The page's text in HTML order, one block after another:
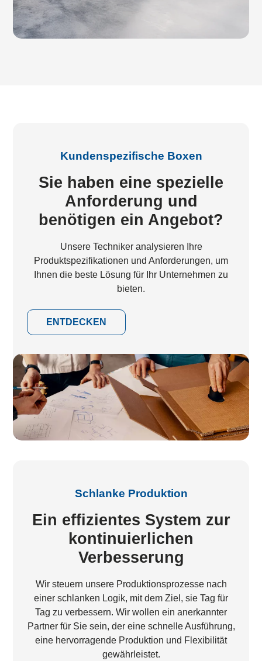
Kundenspezifische Boxen
Sie haben eine spezielle
Anforderung und
benötigen ein Angebot?
Unsere Techniker analysieren Ihre
Produktspezifikationen und Anforderungen, um
Ihnen die beste Lösung für Ihr Unternehmen zu
bieten.
ENTDECKEN
Schlanke Produktion
Ein effizientes System zur
kontinuierlichen
Verbesserung
Wir steuern unsere Produktionsprozesse nach
einer schlanken Logik, mit dem Ziel, sie Tag für
Tag zu verbessern. Wir wollen ein anerkannter
Partner für Sie sein, der eine schnelle Ausführung,
eine hervorragende Produktion und Flexibilität
gewährleistet.